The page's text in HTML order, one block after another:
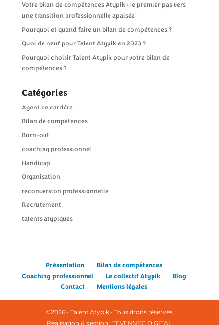
Votre bilan de compétences Atypik : le premier pas vers
une transition professionnelle apaisée
Pourquoi et quand faire un bilan de compétences ?
Quoi de neuf pour Talent Atypik en 2023 ?
Pourquoi choisir Talent Atypik pour votre bilan de
compétences ?
Catégories
Agent de carrière
Bilan de compétences
Burn-out
coaching professionnel
Handicap
Organisation
reconversion professionnelle
Recrutement
talents atypiques
Présentation
Bilan de compétences
Coaching professionnel
Le collectif Atypik
Blog
Contact
Mentions légales
©2026 - Talent Atypik - Tous droits réservés
Réalisation & gestion : TEVENNEC DIGITAL